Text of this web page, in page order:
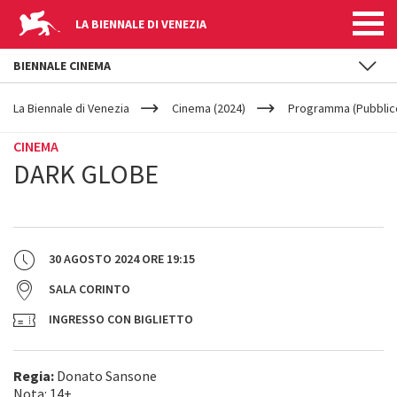
LA BIENNALE DI VENEZIA
YOUR
ARE
La Biennale di Venezia Cinema (2024) Programma
CINEMA
DARK GLOBE
30 AGOSTO 2024ORE 19:15
SALA CORINTO
INGRESSO CON BIGLIETTO
Regia: Donato Sansone
Nota: 14+
BIENNALE CINEMA